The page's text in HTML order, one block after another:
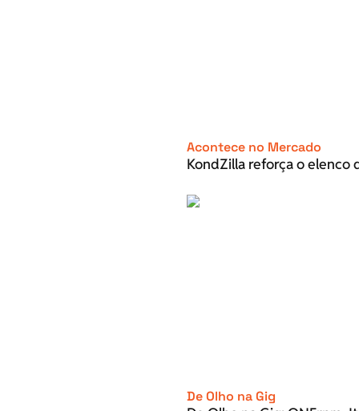
Acontece no Mercado
KondZilla reforça o elenco
De Olho na Gig